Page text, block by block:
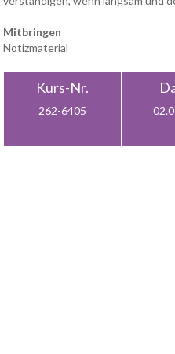
Mitbringen
Notizmaterial
Kurs-Nr.
262-6405